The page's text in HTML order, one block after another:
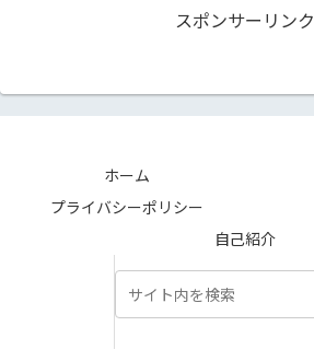
スポンサーリンク
ホーム
プライバシーポリシー
自己紹介